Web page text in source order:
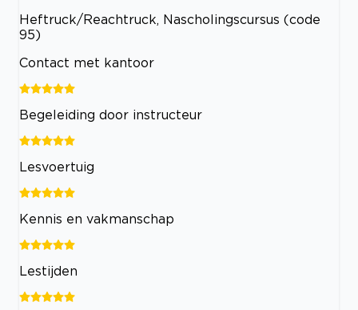
Heftruck/Reachtruck, Nascholingscursus (code
95)
Contact met kantoor
Begeleiding door instructeur
Lesvoertuig
Kennis en vakmanschap
Lestijden